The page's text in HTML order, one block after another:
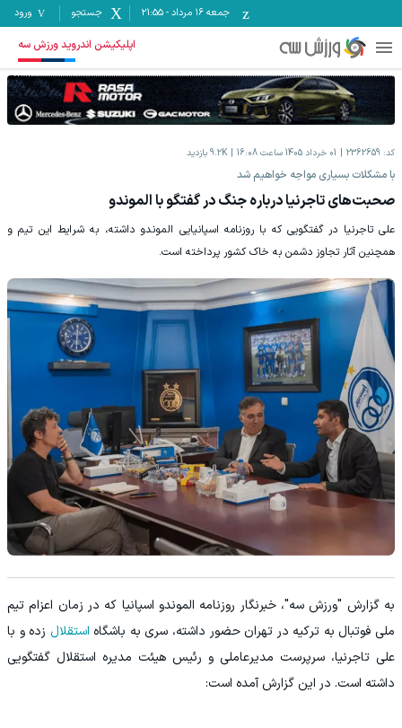
جمعه ۱۶ مرداد -
21:55 جستجو ورود
اپلیکیشن اندروید ورزش سه
کد: 2362659 01 خرداد 1405 ساعت 16:08 9.2K بازدید
با مشکلات بسیاری مواجه خواهیم شد
صحبت‌های تاجرنیا درباره جنگ در گفتگو با الموندو
علی تاجرنیا در گفتگویی که با روزنامه اسپانیایی الموندو داشته، به شرایط این تیم و
همچنین آثار تجاوز دشمن به خاک کشور پرداخته است.
به گزارش "ورزش سه"، خبرنگار روزنامه الموندو اسپانیا که در زمان اعزام تیم
ملی فوتبال به ترکیه در تهران حضور داشته، سری به باشگاه استقلال زده و با
علی تاجرنیا، سرپرست مدیرعاملی و رئیس هیئت مدیره استقلال گفتگویی
داشته است. در این گزارش آمده است: